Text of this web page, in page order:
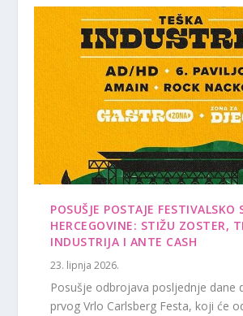
POSUŠJE POSTAJE FESTIVALSKO
HERCEGOVINE: STIŽU ZOSTER,
INDUSTRIJA I ANTE CASH
23. lipnja 2026.
Posušje odbrojava posljednje dane
prvog Vrlo Carlsberg Festa, koji će